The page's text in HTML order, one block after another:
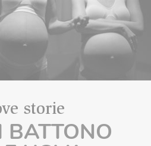
storie
BATTONO